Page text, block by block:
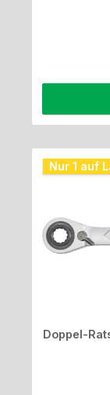
Nur 1 auf
Doppel-